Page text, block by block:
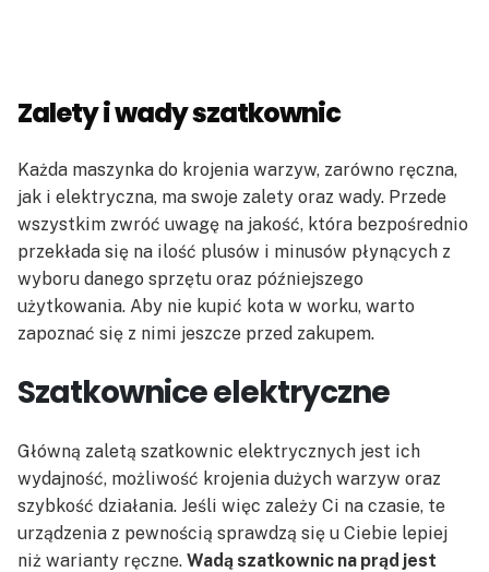
Zalety i wady szatkownic
Każda maszynka do krojenia warzyw, zarówno ręczna,
jak i elektryczna, ma swoje zalety oraz wady. Przede
wszystkim zwróć uwagę na jakość, która bezpośrednio
przekłada się na ilość plusów i minusów płynących z
wyboru danego sprzętu oraz późniejszego
użytkowania. Aby nie kupić kota w worku, warto
zapoznać się z nimi jeszcze przed zakupem.
Szatkownice elektryczne
Główną zaletą szatkownic elektrycznych jest ich
wydajność, możliwość krojenia dużych warzyw oraz
szybkość działania. Jeśli więc zależy Ci na czasie, te
urządzenia z pewnością sprawdzą się u Ciebie lepiej
niż warianty ręczne. Wadą szatkownic na prąd jest